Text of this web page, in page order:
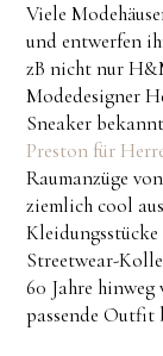
Viele
und entwerfen
zB nicht nur
Modedesigner
Sneaker
Preston für
Raumanzüge
ziemlich cool
Streetwear-
60 Jahre
passende Outfit